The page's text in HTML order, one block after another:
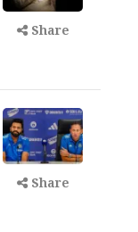
Share
Share